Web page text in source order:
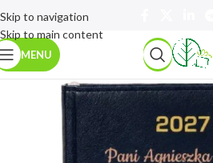
Skip to navigation
Skip to main content
MENU